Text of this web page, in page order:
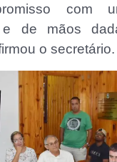
com
e de mãos
o secretário.